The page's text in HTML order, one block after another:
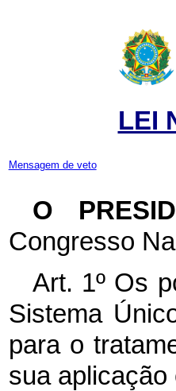
LEI
Mensagem de veto
O
Congresso
Art. 1º Os
Sistema
para o
sua aplicação